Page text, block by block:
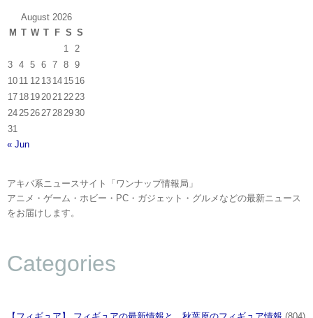
August 2026
M T W T F S S
1
2
3
4 5 6 7 8
9
10 11 12 13 14 15 16
17 18 19 20 21 22 23
24 25 26 27 28 2930
31
« Jun
アキバ系ニュースサイト「ワンナップ情報局」
アニメ・ゲーム・ホビー・PC・ガジェット・グルメなどの最新ニュース
をお届けします。
Categories